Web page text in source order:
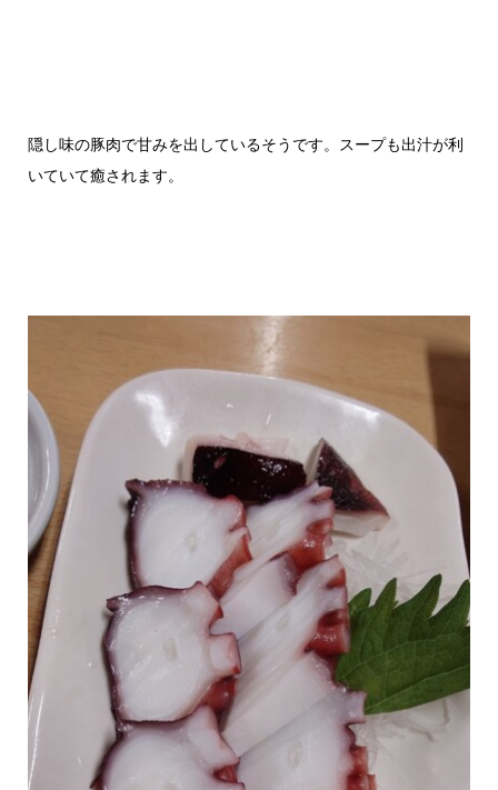
隠し味の豚肉で甘みを出しているそうです。スープも出汁が利
いていて癒されます。